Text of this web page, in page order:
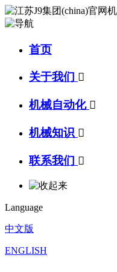
首页
关于我们 
机械自动化 
机械知识 
联系我们 
Language
中文版
ENGLISH